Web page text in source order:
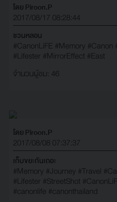
โดย Piroon.P
2017/08/17 08:28:44
ชวนหลอน
#CanonLiFE #Memory #Canon
#Lifester #MirrorEffect #East
จำนวนผู้ชม: 46
โดย Piroon.P
2017/08/08 07:37:37
เก็บขยะกันเถอะ
#Memory #Journey #Travel
#Lifester #StreetShot
#canonlife #canonthailand